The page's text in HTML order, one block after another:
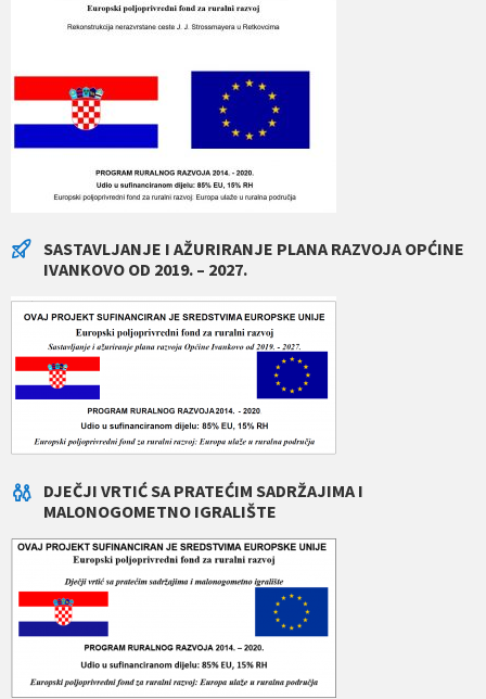
SASTAVLJANJE I AŽURIRANJE PLANA RAZVOJA OPĆINE
IVANKOVO OD 2019. – 2027.
DJEČJI VRTIĆ SA PRATEĆIM SADRŽAJIMA I
MALONOGOMETNO IGRALIŠTE